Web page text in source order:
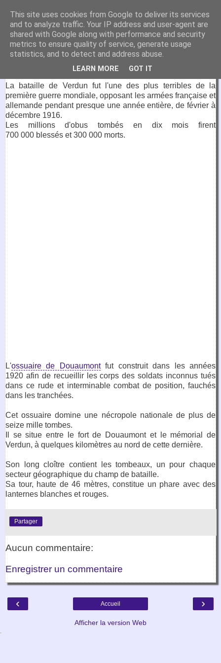
VirtuaFrance
Visitez la France depuis votre fauteuil.
5 mars 2018
Ossuaire de Douaumont
La bataille de Verdun fut l'une des plus terribles de la
première guerre mondiale, opposant les armées française et
allemande pendant presque une année entière, de février à
décembre 1916.
Les millions d'obus tombés en dix mois firent
700 000 blessés et 300 000 morts.
L'ossuaire de Douaumontfut construit dans les années
1920 afin de recueillir les corps des soldats inconnus tués
dans ce rude et interminable combat de position, fauchés
dans les tranchées.
Cet ossuaire domine une nécropole nationale de plus de
seize mille tombes.
Il se situe entre le fort de Douaumont et le mémorial de
Verdun, à quelques kilomètres au nord de cette dernière.
Son long cloître contient les tombeaux, un pour chaque
secteur géographique du champ de bataille.
Sa tour, haute de 46 mètres, constitue un phare avec des
lanternes blanches et rouges.
Partager
Aucun commentaire:
Enregistrer un commentaire
‹ ›
Accueil
Afficher la version Web
This site uses cookies from Google to deliver its services
and to analyze traffic. Your IP address and user-agent are
shared with Google along with performance and security
metrics to ensure quality of service, generate usage
statistics, and to detect and address abuse.
LEARN MORE GOT IT